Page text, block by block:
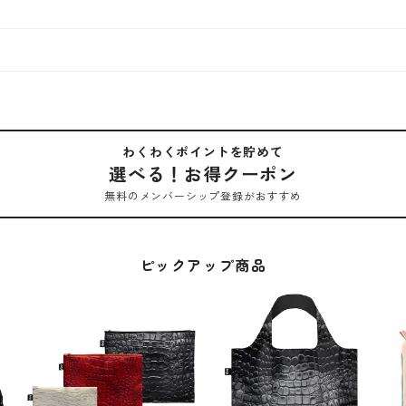
わくわくポイントを貯めて
選べる！お得クーポン
無料のメンバーシップ登録がおすすめ
ピックアップ商品